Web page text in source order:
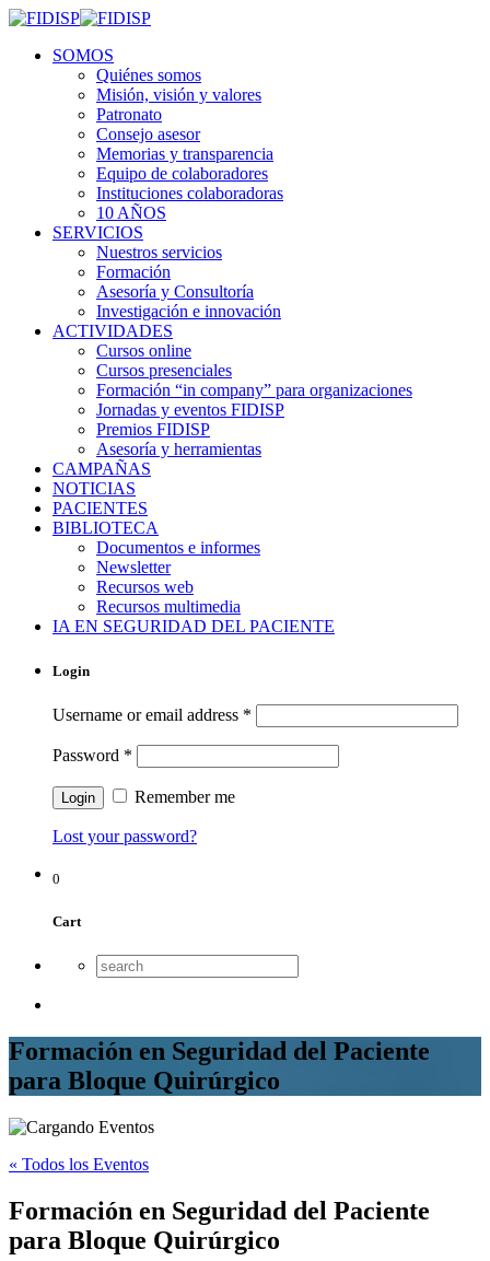
SOMOS
Quiénes somos
Misión, visión y valores
Patronato
Consejo asesor
Memorias y transparencia
Equipo de colaboradores
Instituciones colaboradoras
10 AÑOS
SERVICIOS
Nuestros servicios
Formación
Asesoría y Consultoría
Investigación e innovación
ACTIVIDADES
Cursos online
Cursos presenciales
Formación “in company” para organizaciones
Jornadas y eventos FIDISP
Premios FIDISP
Asesoría y herramientas
CAMPAÑAS
NOTICIAS
PACIENTES
BIBLIOTECA
Documentos e informes
Newsletter
Recursos web
Recursos multimedia
IA EN SEGURIDAD DEL PACIENTE
Login
Username or email address *
Password *
Remember me
Lost your password?
0
Cart
Formación en Seguridad del Paciente
para Bloque Quirúrgico
« Todos los Eventos
Formación en Seguridad del Paciente
para Bloque Quirúrgico